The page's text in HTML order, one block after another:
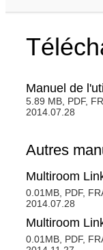
Manuel de
5.89 MB, PDF,
2014.07.28
Autres
Multiroom
0.01MB, PDF,
2014.07.28
Multiroom
0.01MB, PDF,